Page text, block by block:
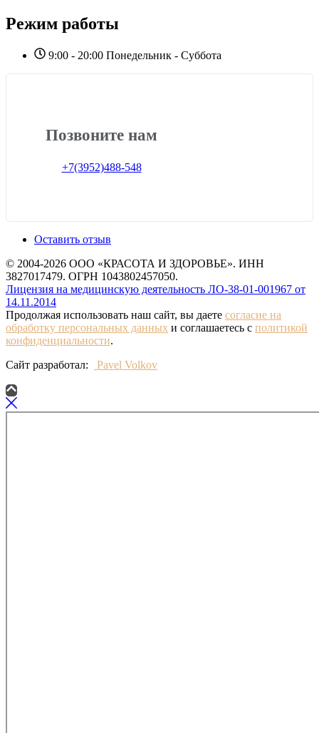
Режим работы
9:00 - 20:00 Понедельник - Суббота
Позвоните нам
+7(3952)488-548
Оставить отзыв
© 2004-2026 ООО «КРАСОТА И ЗДОРОВЬЕ». ИНН
3827017479. ОГРН 1043802457050.
Лицензия на медицинскую деятельность ЛО-38-01-001967 от
14.11.2014
Продолжая использовать наш сайт, вы даете согласие на
обработку персональных данных и соглашаетесь с политикой
конфиденциальности.
Сайт разработал:
Pavel Volkov